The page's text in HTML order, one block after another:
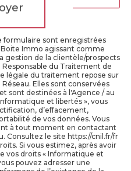
formulaire sont enregistrées
Immo agissant comme
gestion de la clientèle/prospects
du Traitement de
légale du traitement repose sur
Elles sont conservées
sont destinées à l'Agence / au
et libertés », vous
d’effacement,
de vos données. Vous
à tout moment en contactant
Consultez le site https://cnil.fr/fr
Si vous estimez, après avoir
vos droits « Informatique et
pouvez adresser une